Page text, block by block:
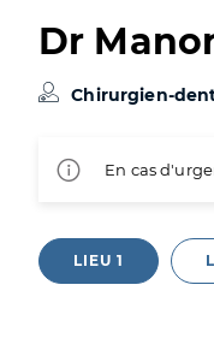
Dr
Chirurgien-
En cas
LIEU 1